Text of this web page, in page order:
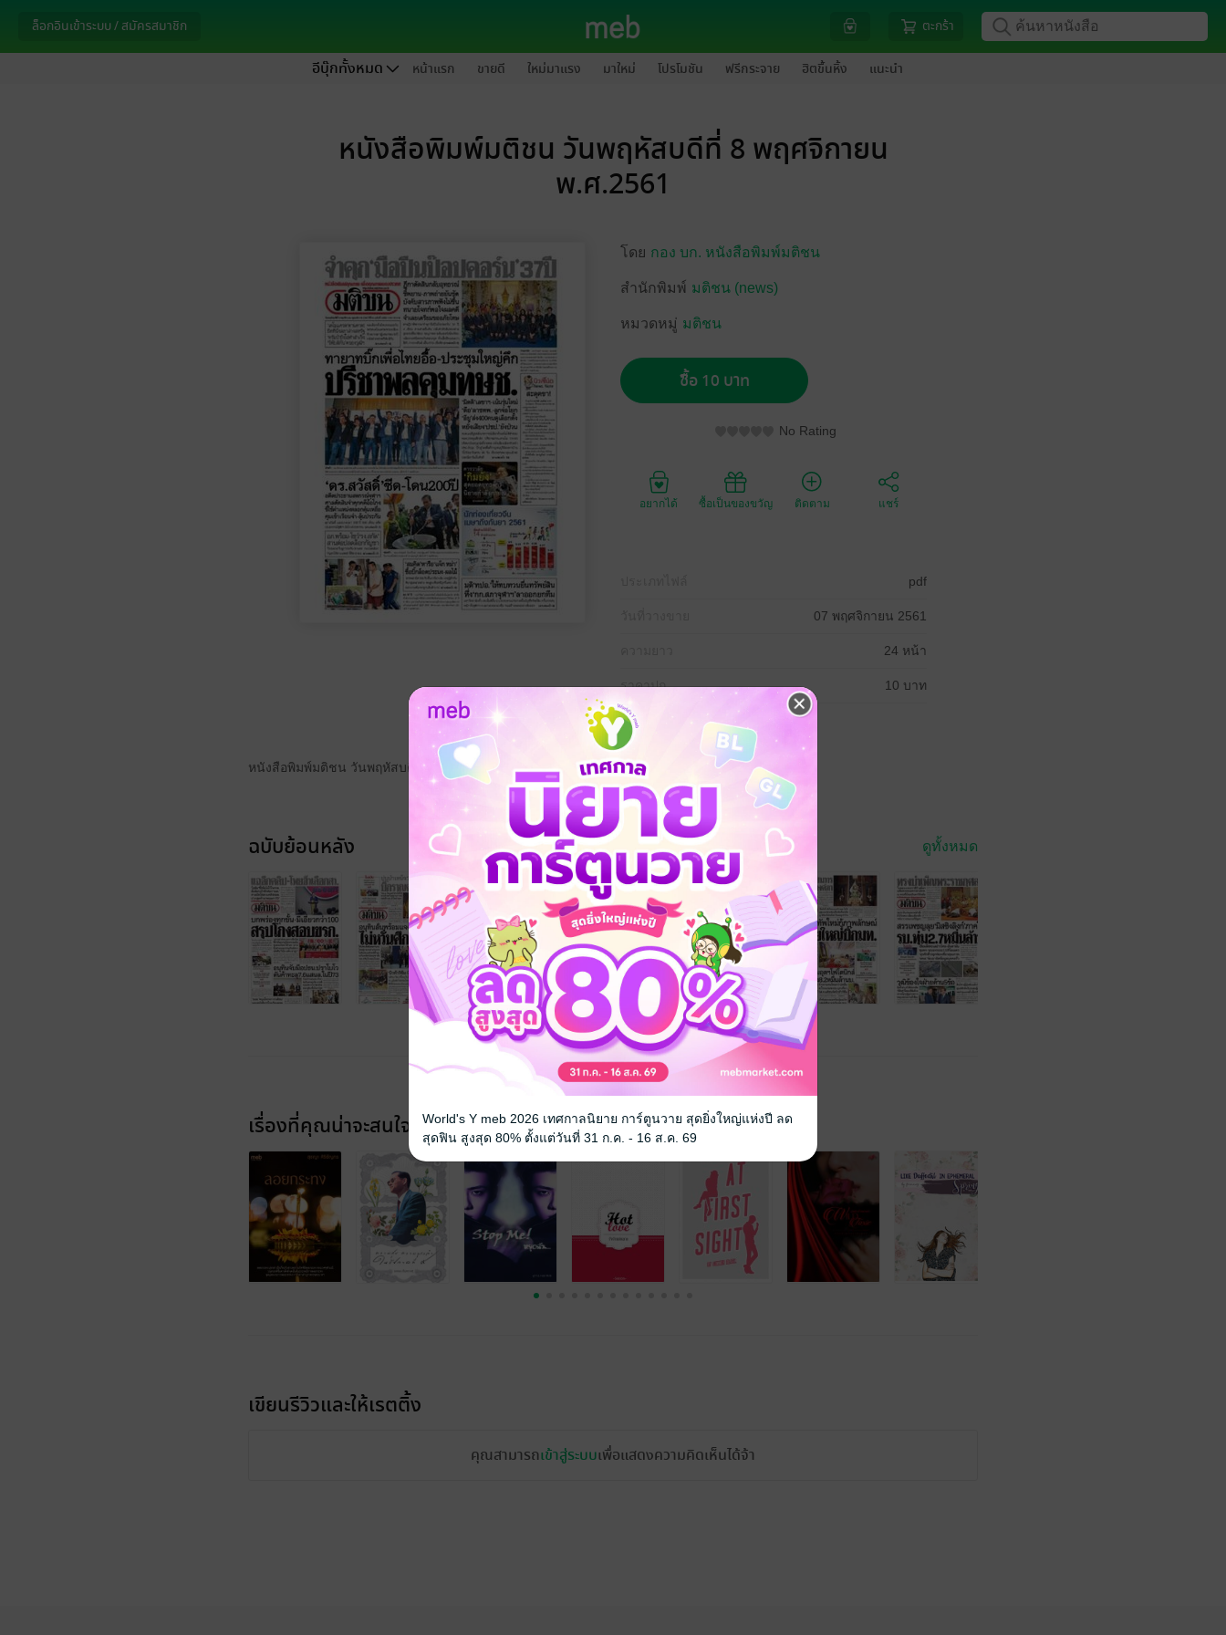
ล็อกอินเข้าระบบ / สมัครสมาชิก ตะกร้า
อีบุ๊กทั้งหมด หน้าแรก ขายดี ใหม่มาแรง มาใหม่ โปรโมชัน ฟรีกระจาย ฮิตขึ้นหิ้ง แนะนำ
หนังสือพิมพ์มติชน วันพฤหัสบดีที่ 8 พฤศจิกายน
พ.ศ.2561
โดย กอง บก. หนังสือพิมพ์มติชน
สำนักพิมพ์ มติชน (news)
หมวดหมู่ มติชน
ซื้อ 10 บาท
No Rating
อยากได้ ซื้อเป็นของขวัญ ติดตาม แชร์
pdf
07 พฤศจิกายน 2561
24 หน้า
ราคาปก 10 บาท
หนังสือพิมพ์มติชน วันพฤหัสบดีที่ 8 พฤศจิกายน พ.ศ.2561
ฉบับย้อนหลัง ดูทั้งหมด
เรื่องที่คุณน่าจะสนใจ
เขียนรีวิวและให้เรตติ้ง
คุณสามารถเข้าสู่ระบบเพื่อแสดงความคิดเห็นได้จ้า
World's Y meb 2026 เทศกาลนิยาย การ์ตูนวาย สุดยิ่งใหญ่แห่งปี ลด
สุดฟิน สูงสุด 80% ตั้งแต่วันที่ 31 ก.ค. - 16 ส.ค. 69